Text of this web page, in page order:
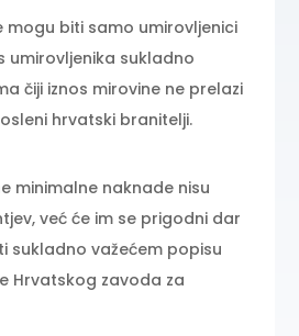
mogu biti samo umirovljenici
umirovljenika sukladno
čiji iznos mirovine ne prelazi
hrvatski branitelji.
minimalne naknade nisu
već će im se prigodni dar
sukladno važećem popisu
Hrvatskog zavoda za